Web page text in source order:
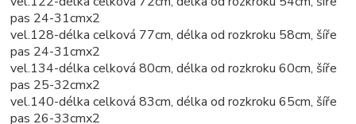
pas 24-31cmx2
vel.128-délka celková 77cm, délka od rozkroku 58cm, šíře
pas 24-31cmx2
vel.134-délka celková 80cm, délka od rozkroku 60cm, šíře
pas 25-32cmx2
vel.140-délka celková 83cm, délka od rozkroku 65cm, šíře
pas 26-33cmx2